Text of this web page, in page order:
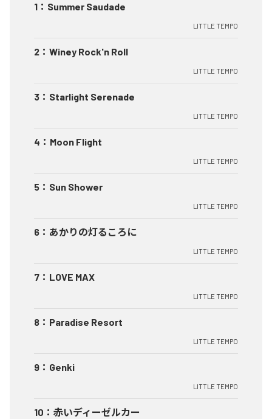
1 ： Summer Saudade
LITTLE TEMPO
2 ： Winey Rock'n Roll
LITTLE TEMPO
3 ： Starlight Serenade
LITTLE TEMPO
4 ： Moon Flight
LITTLE TEMPO
5 ： Sun Shower
LITTLE TEMPO
6 ： あかりの灯るころに
LITTLE TEMPO
7 ： LOVE MAX
LITTLE TEMPO
8 ： Paradise Resort
LITTLE TEMPO
9 ： Genki
LITTLE TEMPO
10 ： 赤いディーゼルカー